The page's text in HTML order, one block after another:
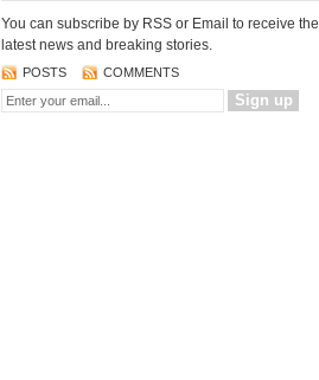
You can subscribe by RSS or Email to receive the
latest news and breaking stories.
POSTS COMMENTS